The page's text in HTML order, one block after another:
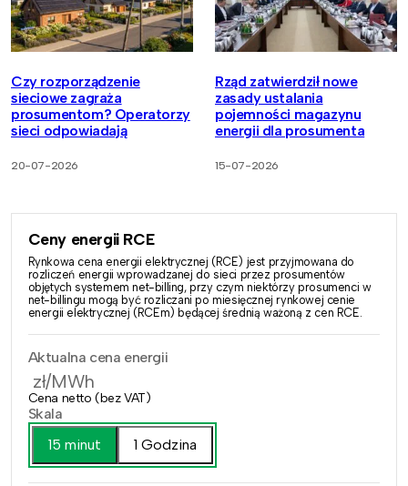
Czy rozporządzenie
sieciowe zagraża
prosumentom? Operatorzy
sieci odpowiadają
20-07-2026
Rząd zatwierdził nowe
zasady ustalania
pojemności magazynu
energii dla prosumenta
15-07-2026
Ceny energii RCE
Rynkowa cena energii elektrycznej (RCE) jest przyjmowana do
rozliczeń energii wprowadzanej do sieci przez prosumentów
objętych systemem net-billing, przy czym niektórzy prosumenci w
net-billingu mogą być rozliczani po miesięcznej rynkowej cenie
energii elektrycznej (RCEm) będącej średnią ważoną z cen RCE.
Aktualna cena energii
zł/MWh
Cena netto (bez VAT)
Skala
15 minut
1 Godzina